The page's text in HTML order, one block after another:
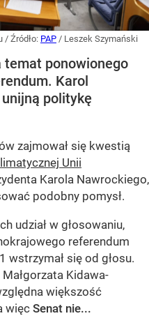
/ Źródło: PAP / Leszek Szymański
temat ponowionego
Karol
politykę
zajmował się kwestią
Unii
Karola Nawrockiego,
podobny pomysł.
udział w głosowaniu,
referendum
wstrzymał się od głosu.
Kidawa-
większość
więc Senat nie...